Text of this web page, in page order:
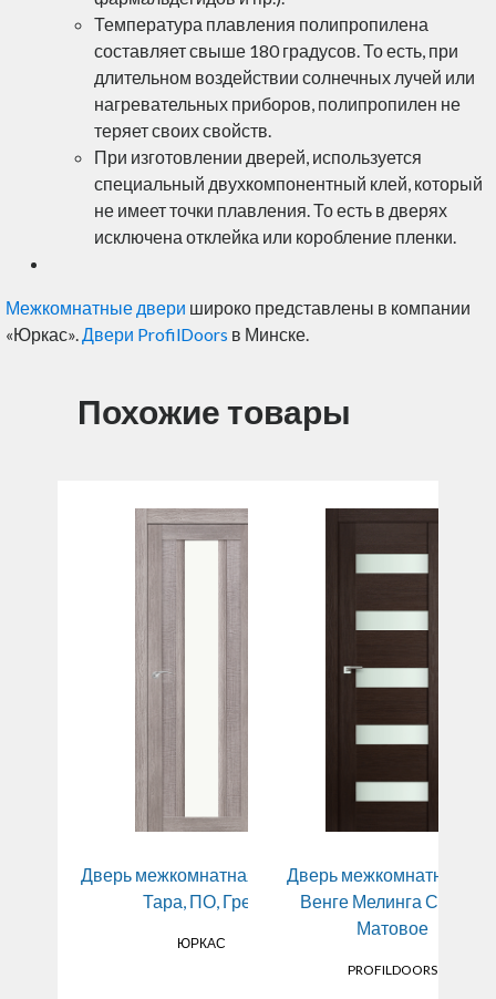
Температура плавления полипропилена
составляет свыше 180 градусов. То есть, при
длительном воздействии солнечных лучей или
нагревательных приборов, полипропилен не
теряет своих свойств.
При изготовлении дверей, используется
специальный двухкомпонентный клей, который
не имеет точки плавления. То есть в дверях
исключена отклейка или коробление пленки.
Межкомнатные двери широко представлены в компании
«Юркас». Двери ProfilDoors в Минске.
Похожие товары
Турин 14
Дверь межкомнатная Верона
Тара, ПО, Грей
ЮРКАС
Дверь межкомнатная 29X
Венге Мелинга Стекло
Матовое
PROFILDOORS